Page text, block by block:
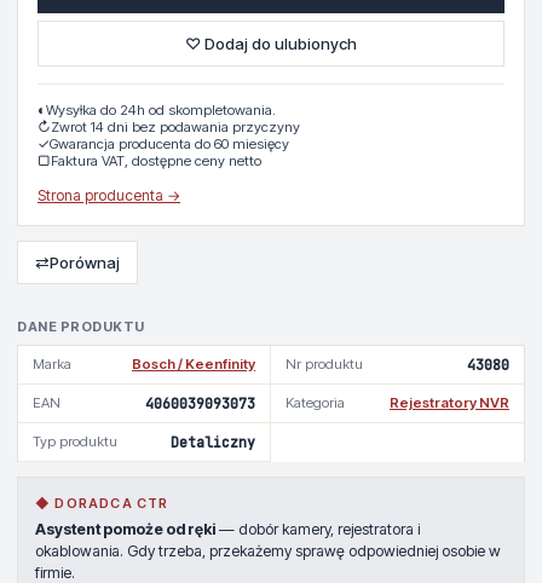
DANE PRODUKTU
Marka Bosch / Keenfinity Nr produktu 43080
EAN 4060039093073 Kategoria Rejestratory NVR
Typ produktu Detaliczny
◆ DORADCA CTR
Asystent pomoże od ręki — dobór kamery, rejestratora i
okablowania. Gdy trzeba, przekażemy sprawę odpowiedniej osobie w
firmie.
♡ Dodaj do ulubionych
◐ Wysyłka do 24h od skompletowania.
↻Zwrot 14 dni bez podawania przyczyny
✓Gwarancja producenta do 60 miesięcy
▢Faktura VAT, dostępne ceny netto
Strona producenta →
⇄Porównaj